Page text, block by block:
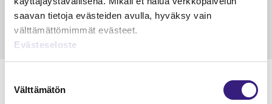
saavan tietoja evästeiden avulla, hyväksy vain
välttämättömimmät evästeet.
Evästeseloste
valinta
Välttämätön